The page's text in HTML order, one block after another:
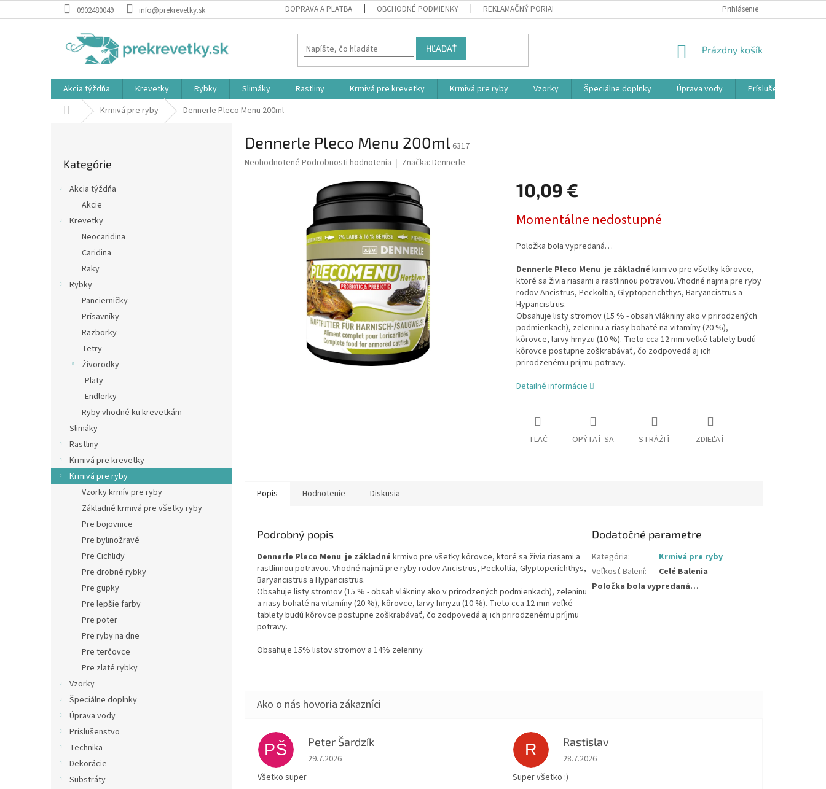
na
0902480049 info@prekrevetky.sk DOPRAVA A PLATBA OBCHODNÉ PODMIENKY REKLAMAČNÝ PORIADOK PODMIENKY OCHRANY OSOBNÝCH ÚDAJOVPrihlásenie
HĽADAŤ
NÁKUPNÝ
Prázdny košík
Akcia týždňa Krevetky Rybky Slimáky Rastliny Krmivá pre krevetky Krmivá pre ryby Vzorky Špeciálne doplnky Úprava vody Príslušenstvo
DomovKrmivá pre ryby Dennerle Pleco Menu 200ml
kategórie
Kategórie
Akcia týždňa
Akcie
Krevetky
Neocaridina
Caridina
Raky
Rybky
Pancierničky
Prísavníky
Razborky
Tetry
Živorodky
Platy
Endlerky
Ryby vhodné ku krevetkám
Slimáky
Rastliny
Krmivá pre krevetky
Krmivá pre ryby
Vzorky krmív pre ryby
Základné krmivá pre všetky ryby
Pre bojovnice
Pre bylinožravé
Pre Cichlidy
Pre drobné rybky
Pre gupky
Pre lepšie farby
Pre poter
Pre ryby na dne
Pre terčovce
Pre zlaté rybky
Vzorky
Špeciálne doplnky
Úprava vody
Príslušenstvo
Technika
Dekorácie
Substráty
Dennerle Pleco Menu 200ml 6317
Priemerné
Neohodnotené Podrobnosti hodnotenia Značka: Dennerle
10,09 €
cena:
Momentálne nedostupné
Položka bola vypredaná…
Dennerle Pleco Menu je základné krmivo pre všetky kôrovce,
ktoré sa živia riasami a rastlinnou potravou. Vhodné najmä pre ryby
rodov Ancistrus, Peckoltia, Glyptoperichthys, Baryancistrus a
Hypancistrus.
Obsahuje listy stromov (15 % - obsah vlákniny ako v prirodzených
podmienkach), zeleninu a riasy bohaté na vitamíny (20 %),
kôrovce, larvy hmyzu (10 %). Tieto cca 12 mm veľké tablety budú
kôrovce postupne zoškrabávať, čo zodpovedá aj ich
prirodzenému príjmu potravy.
Detailné informácie
TLAČ OPÝTAŤ SA STRÁŽIŤ ZDIEĽAŤ
Popis Hodnotenie Diskusia
Podrobný popis
Dennerle Pleco Menu je základné krmivo pre všetky kôrovce, ktoré sa živia riasami a
rastlinnou potravou. Vhodné najmä pre ryby rodov Ancistrus, Peckoltia, Glyptoperichthys,
Baryancistrus a Hypancistrus.
Obsahuje listy stromov (15 % - obsah vlákniny ako v prirodzených podmienkach), zeleninu
a riasy bohaté na vitamíny (20 %), kôrovce, larvy hmyzu (10 %). Tieto cca 12 mm veľké
tablety budú kôrovce postupne zoškrabávať, čo zodpovedá aj ich prirodzenému príjmu
potravy.
Obsahuje 15% listov stromov a 14% zeleniny
Dodatočné parametre
Kategória:
Krmivá pre ryby
Veľkosť Balení:
Celé Balenia
Položka bola vypredaná…
PŠ Peter Šardzík
Hodnotenie obchodu je 5 z 5 hviezdičiek.
29.7.2026
Všetko super
R Rastislav
Hodnotenie obchodu je 5 z 5 hviezdičiek.
28.7.2026
Super všetko :)